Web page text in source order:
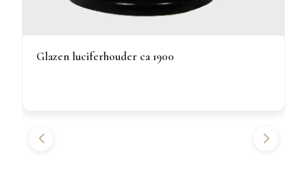
Glazen luciferhouder ca 1900